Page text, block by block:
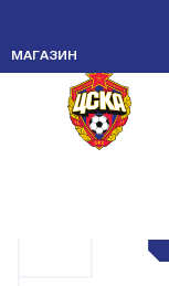
МАГАЗИН